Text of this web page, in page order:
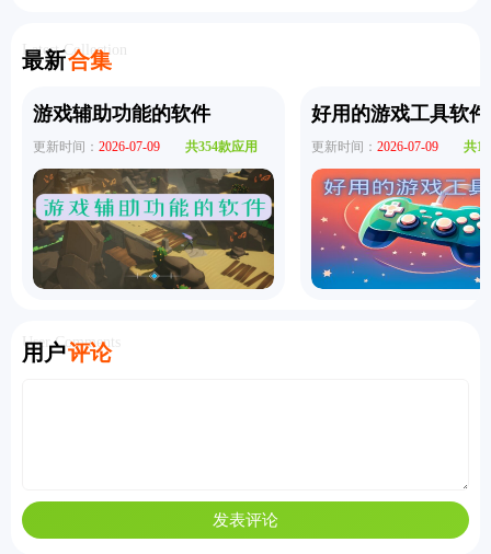
最新合集
Latest Collection
游戏辅助功能的软件
更新时间： 2026-07-09 共354款应用
好用的游戏工具软件
更新时间： 2026-07-09 共
用户评论
User Comments